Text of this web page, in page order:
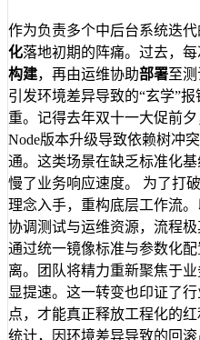
作为负责多个中后台系统迭
化落地初期的阵痛。过去，
构建，再由运维协助部署至
引发环境差异导致的“玄学”
重。记得去年双十一大促前
Node版本升级导致依赖树冲
通。这类场景在缺乏标准化
慢了业务响应速度。 为了打
理念入手，重构底层工作流
协调测试与运维资源，流程
通过统一镜像标准与参数化
离。团队将精力重新聚焦于
显提速。这一转变也印证了
点，才能真正释放工程化的
统计，因环境差异导致的回